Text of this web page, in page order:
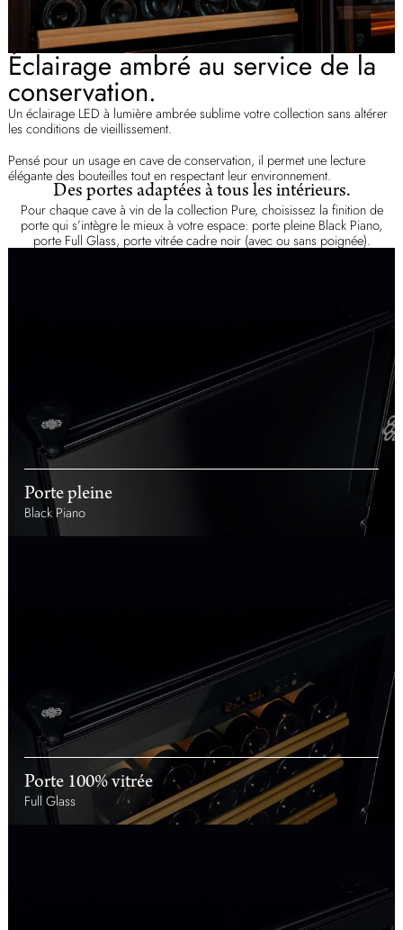
Éclairage ambré au service de la
conservation.
Un éclairage LED à lumière ambrée sublime votre collection sans altérer
les conditions de vieillissement.
Pensé pour un usage en cave de conservation, il permet une lecture
élégante des bouteilles tout en respectant leur environnement.
Des portes adaptées à tous les intérieurs.
Pour chaque cave à vin de la collection Pure, choisissez la finition de
porte qui s’intègre le mieux à votre espace: porte pleine Black Piano,
porte Full Glass, porte vitrée cadre noir (avec ou sans poignée).
Porte pleine
Black Piano
Porte 100% vitrée
Full Glass